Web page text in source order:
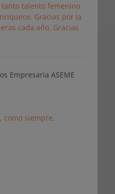
talento femenino
Gracias por la
cada año. Gracias
Empresaria ASEME
como siempre.